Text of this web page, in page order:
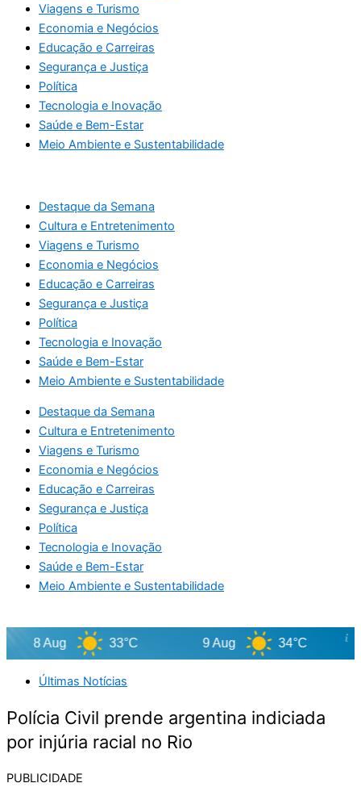
Viagens e Turismo
Economia e Negócios
Educação e Carreiras
Segurança e Justiça
Política
Tecnologia e Inovação
Saúde e Bem-Estar
Meio Ambiente e Sustentabilidade
Destaque da Semana
Cultura e Entretenimento
Viagens e Turismo
Economia e Negócios
Educação e Carreiras
Segurança e Justiça
Política
Tecnologia e Inovação
Saúde e Bem-Estar
Meio Ambiente e Sustentabilidade
Destaque da Semana
Cultura e Entretenimento
Viagens e Turismo
Economia e Negócios
Educação e Carreiras
Segurança e Justiça
Política
Tecnologia e Inovação
Saúde e Bem-Estar
Meio Ambiente e Sustentabilidade
8 Aug 33°C 9 Aug 34°C
Últimas Notícias
Polícia Civil prende argentina indiciada
por injúria racial no Rio
PUBLICIDADE